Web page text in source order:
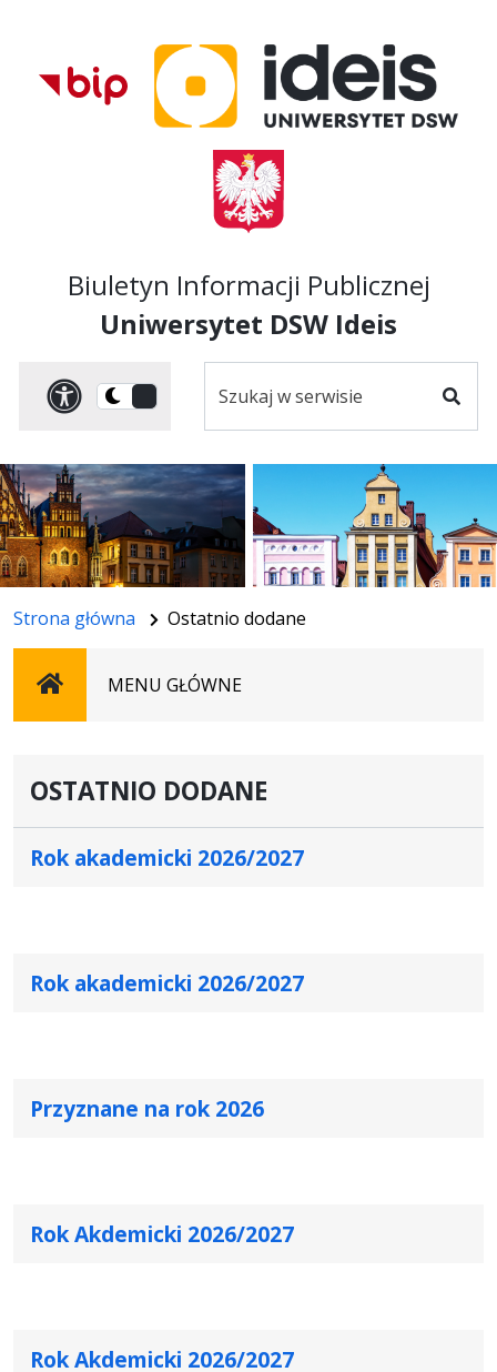
Przejdź do
głównego menu
Przejdź do treści
Przejdź do mapy
serwisu
Biuletyn Informacji Publicznej
Uniwersytet DSW Ideis
Panel dostosowania
Przełącz
ciemną
serwisie
Strona główna Ostatnio dodane
StronaMENU GŁÓWNE
OSTATNIO DODANE
Rok akademicki 2026/2027
Rok akademicki 2026/2027
Przyznane na rok 2026
Rok Akdemicki 2026/2027
Rok Akdemicki 2026/2027